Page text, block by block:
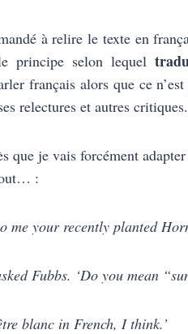
à relire le texte en
principe selon lequel
français alors que ce
relectures et autres
que je vais forcément
:
me your recently planted
Fubbs. ‘Do you mean
blanc in French, I think.’